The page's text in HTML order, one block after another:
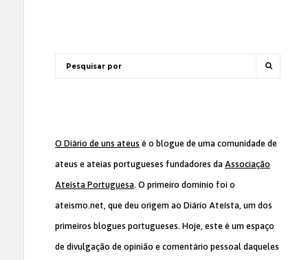
O Diário de uns ateus é o blogue de uma comunidade de
ateus e ateias portugueses fundadores da Associação
Ateísta Portuguesa. O primeiro domínio foi o
ateismo.net, que deu origem ao Diário Ateísta, um dos
primeiros blogues portugueses. Hoje, este é um espaço
de divulgação de opinião e comentário pessoal daqueles